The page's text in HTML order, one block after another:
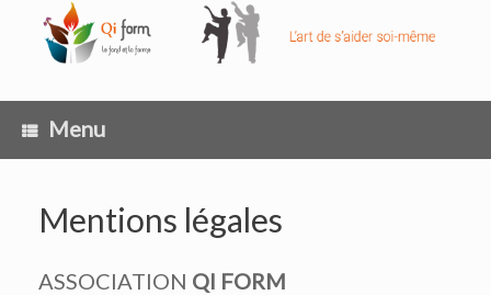
content
Menu
Mentions légales
ASSOCIATION QI FORM